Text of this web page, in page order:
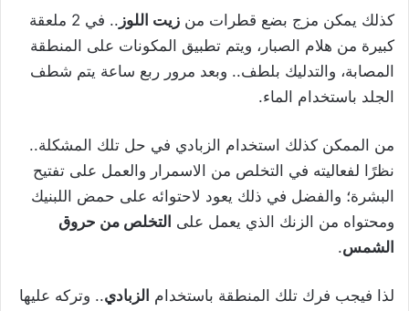
كذلك يمكن مزج بضع قطرات من زيت اللوز
.. في 2 ملعقة
كبيرة من هلام الصبار، ويتم تطبيق المكونات على المنطقة
المصابة، والتدليك بلطف.. وبعد مرور ربع ساعة يتم شطف
الجلد باستخدام الماء.
من الممكن كذلك استخدام الزبادي في حل تلك المشكلة..
نظرًا لفعاليته في التخلص من الاسمرار والعمل على تفتيح
البشرة؛ والفضل في ذلك يعود لاحتوائه على حمض اللبنيك
ومحتواه من الزنك الذي يعمل على التخلص من حروق
الشمس.
لذا فيجب فرك تلك المنطقة باستخدام الزبادي.. وتركه عليها